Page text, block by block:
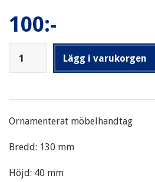
100:-
Lägg i varukorgen
Ornamenterat möbelhandtag
Bredd: 130 mm
Höjd: 40 mm